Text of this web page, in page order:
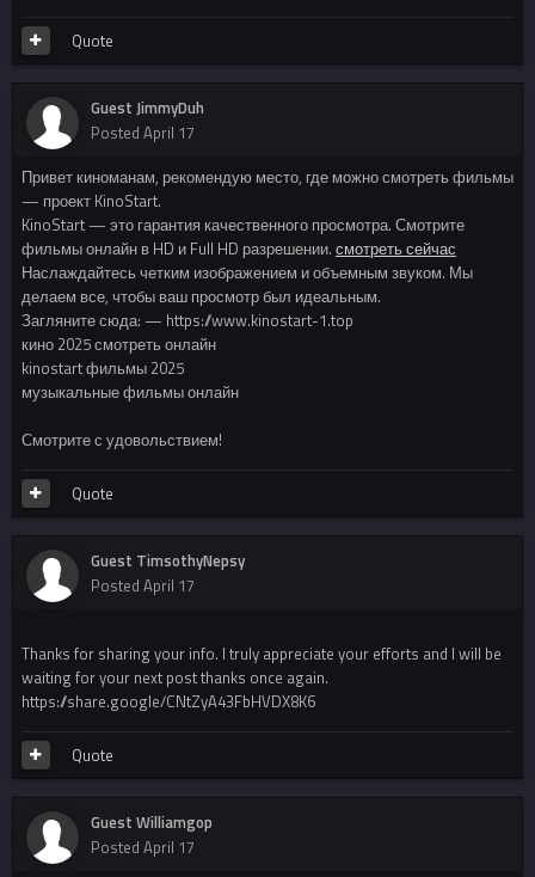
Quote
Guest JimmyDuh
Posted April 17
Привет киноманам, рекомендую место, где можно смотреть фильмы
— проект KinoStart.
KinoStart — это гарантия качественного просмотра. Смотрите
фильмы онлайн в HD и Full HD разрешении. смотреть сейчас
Наслаждайтесь четким изображением и объемным звуком. Мы
делаем все, чтобы ваш просмотр был идеальным.
Загляните сюда: — https://www.kinostart-1.top
кино 2025 смотреть онлайн
kinostart фильмы 2025
музыкальные фильмы онлайн
Смотрите с удовольствием!
Quote
Guest TimsothyNepsy
Posted April 17
Thanks for sharing your info. I truly appreciate your efforts and I will be
waiting for your next post thanks once again.
https://share.google/CNtZyA43FbHVDX8K6
Quote
Guest Williamgop
Posted April 17